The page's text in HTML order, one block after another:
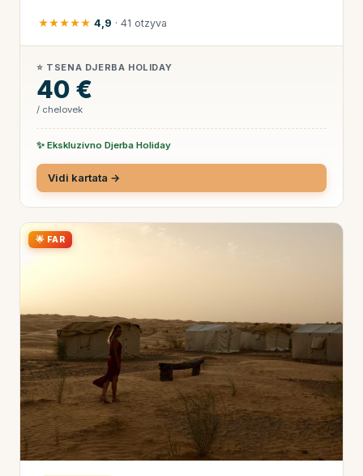
★★★★★ 4,9 · 41 otzyva
⭐ TSENA DJERBA HOLIDAY
40 €
/ chelovek
✨ Ekskluzivno Djerba Holiday
Vidi kartata →
🌟 FAR